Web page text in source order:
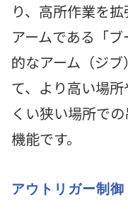
り、高所作業を
アームである「
的なアーム（ジ
て、より高い場
くい狭い場所で
機能です。
アウトリガー制御